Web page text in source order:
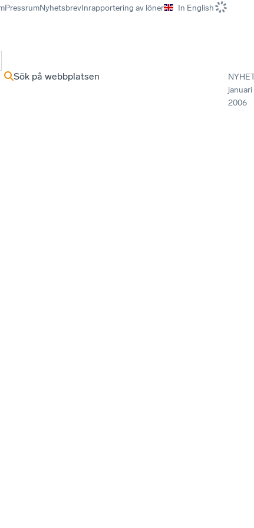
PressrumNyhetsbrevInrapportering av löner In English
Sök på webbplatsen
januari
2006